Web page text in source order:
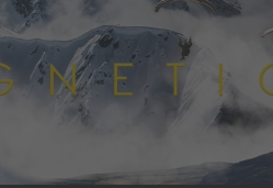
Aujourd'hui : T° Min :
Suivez en direct l'actualité des stations